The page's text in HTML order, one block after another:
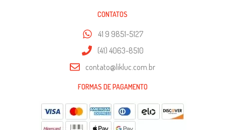
CONTATOS
41 9 9851-5127
(41) 4063-8510
contato@likluc.com.br
FORMAS DE PAGAMENTO